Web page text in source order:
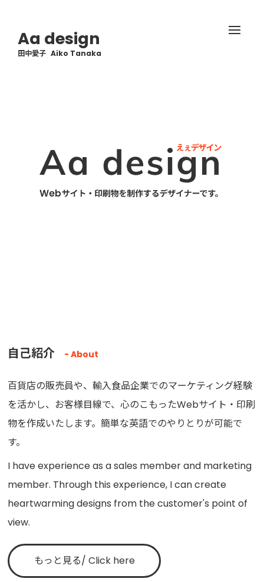
Aa design
田中愛子 Aiko Tanaka
自己紹介 About
百貨店の販売員や、輸入食品企業でのマーケティング経験
を活かし、お客様目線で、心のこもったWebサイト・印刷
物を作成いたします。簡単な英語でのやりとりが可能で
す。
I have experience as a sales member and marketing
member. Through this experience, I can create
heartwarming designs from the customer's point of
view.
もっと見る Clickhere